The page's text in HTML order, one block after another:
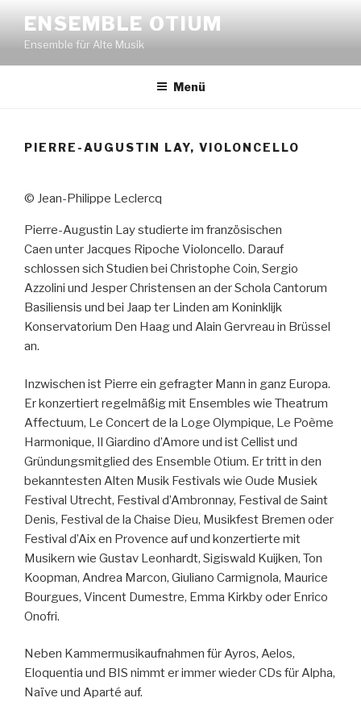
Inhalt
springen
ENSEMBLE OTIUM
Ensemble für Alte Musik
Menü
PIERRE-AUGUSTIN LAY, VIOLONCELLO
© Jean-Philippe Leclercq
Pierre-Augustin Lay studierte im französischen
Caen unter Jacques Ripoche Violoncello. Darauf
schlossen sich Studien bei Christophe Coin, Sergio
Azzolini und Jesper Christensen an der Schola Cantorum
Basiliensis und bei Jaap ter Linden am Koninklijk
Konservatorium Den Haag und Alain Gervreau in Brüssel
an.
Inzwischen ist Pierre ein gefragter Mann in ganz Europa.
Er konzertiert regelmäßig mit Ensembles wie Theatrum
Affectuum, Le Concert de la Loge Olympique, Le Poème
Harmonique, Il Giardino d’Amore und ist Cellist und
Gründungsmitglied des Ensemble Otium. Er tritt in den
bekanntesten Alten Musik Festivals wie Oude Musiek
Festival Utrecht, Festival d’Ambronnay, Festival de Saint
Denis, Festival de la Chaise Dieu, Musikfest Bremen oder
Festival d’Aix en Provence auf und konzertierte mit
Musikern wie Gustav Leonhardt, Sigiswald Kuijken, Ton
Koopman, Andrea Marcon, Giuliano Carmignola, Maurice
Bourgues, Vincent Dumestre, Emma Kirkby oder Enrico
Onofri.
Neben Kammermusikaufnahmen für Ayros, Aelos,
Eloquentia und BIS nimmt er immer wieder CDs für Alpha,
Naïve und Aparté auf.